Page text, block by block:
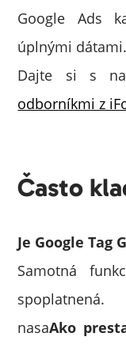
Google Ads
úplnými dátami.
Dajte si s
odborníkmi z
Často
Je Google Tag
Samotná
nasaAko